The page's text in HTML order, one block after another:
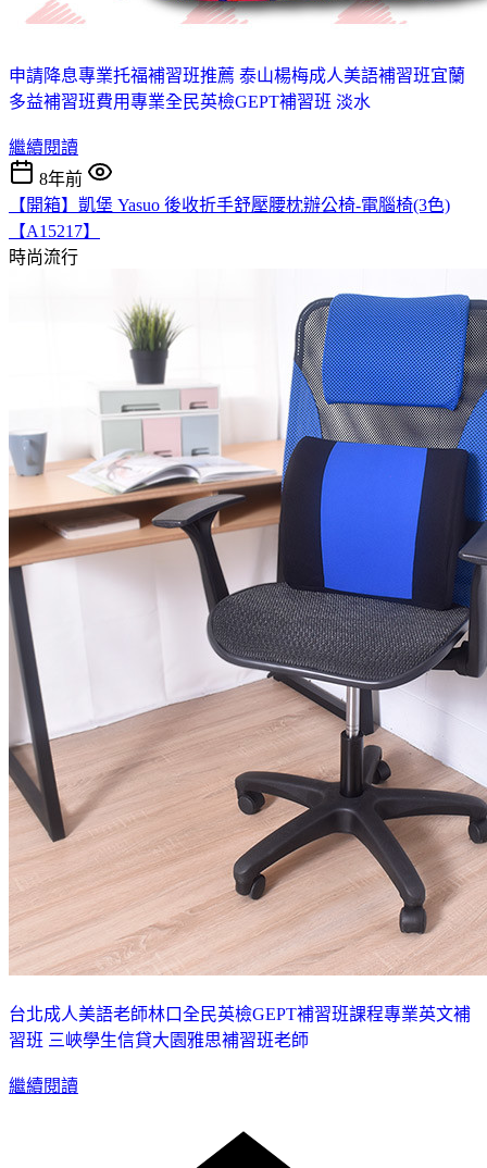
申請降息專業托福補習班推薦 泰山楊梅成人美語補習班宜蘭
多益補習班費用專業全民英檢GEPT補習班 淡水
繼續閱讀
8年前
【開箱】凱堡 Yasuo 後收折手舒壓腰枕辦公椅-電腦椅(3色)
【A15217】
時尚流行
台北成人美語老師林口全民英檢GEPT補習班課程專業英文補
習班 三峽學生信貸大園雅思補習班老師
繼續閱讀